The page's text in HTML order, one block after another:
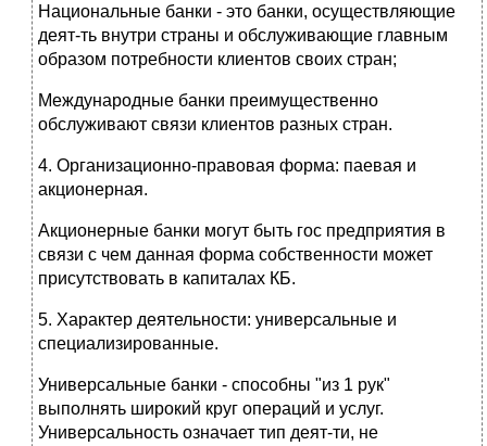
Национальные банки - это банки, осуществляющие
деят-ть внутри страны и обслуживающие главным
образом потребности клиентов своих стран;
Международные банки преимущественно
обслуживают связи клиентов разных стран.
4. Организационно-правовая форма: паевая и
акционерная.
Акционерные банки могут быть гос предприятия в
связи с чем данная форма собственности может
присутствовать в капиталах КБ.
5. Характер деятельности: универсальные и
специализированные.
Универсальные банки - способны "из 1 рук"
выполнять широкий круг операций и услуг.
Универсальность означает тип деят-ти, не